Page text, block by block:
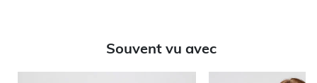
Souvent vu avec